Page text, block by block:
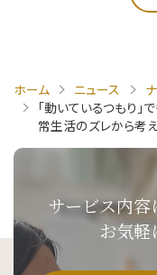
ホーム ニュース
「動いているつもり
常生活のズレから考
サービス内
お気